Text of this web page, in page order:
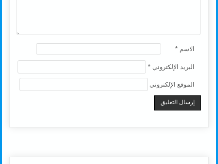
الاسم *
البريد الإلكتروني *
الموقع الإلكتروني